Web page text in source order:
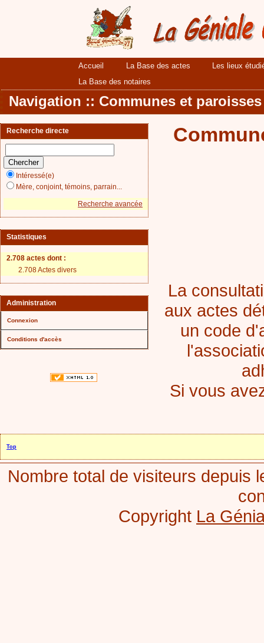
Accueil La Base des actes
Les lieux
La Base des notaires
Navigation :: Communes et paroisses
Recherche directe
Intéressé(e)
Mère, conjoint, témoins, parrain...
Recherche avancée
Statistiques
2.708 actes dont :
2.708 Actes divers
Administration
Connexion
Conditions d'accès
La
aux actes
un code
Si vous
Top
Nombre total de visiteurs depuis
Copyright La